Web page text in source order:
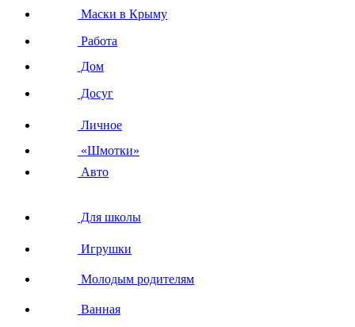
Маски в Крыму
Работа
Дом
Досуг
Личное
«Шмотки»
Авто
Для школы
Игрушки
Молодым родителям
Ванная